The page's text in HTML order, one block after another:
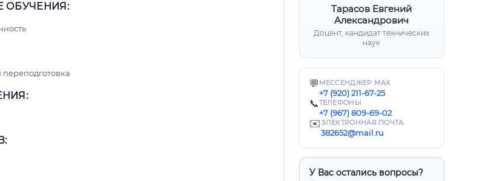
Тарасов Евгений
Александрович
Доцент, кандидат технических
наук
💬 МЕССЕНДЖЕР MAX
+7 (920) 211-67-25
📞ТЕЛЕФОНЫ
+7 (967) 809-69-02
✉️ЭЛЕКТРОННАЯ ПОЧТА
382652@mail.ru
У Вас остались вопросы?
ОБУЧЕНИЯ: